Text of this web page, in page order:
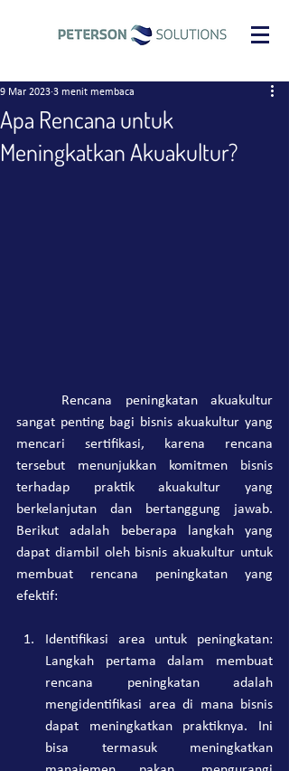
Apa Rencana untuk
Meningkatkan Akuakultur?
9 Mar 2023 3 menit membaca
sangat penting bagi bisnis akuakultur yang
mencari sertifikasi, karena rencana
tersebut menunjukkan komitmen bisnis
terhadap praktik akuakultur yang
berkelanjutan dan bertanggung jawab.
Berikut adalah beberapa langkah yang
dapat diambil oleh bisnis akuakultur untuk
membuat rencana peningkatan yang
efektif:
Identifikasi area untuk peningkatan:
Langkah pertama dalam membuat
rencana peningkatan adalah
mengidentifikasi area di mana bisnis
dapat meningkatkan praktiknya. Ini
bisa termasuk meningkatkan